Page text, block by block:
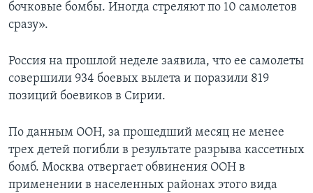
бочковые бомбы. Иногда стреляют по 10 самолетов
сразу».
Россия на прошлой неделе заявила, что ее самолеты
совершили 934 боевых вылета и поразили 819
позиций боевиков в Сирии.
По данным ООН, за прошедший месяц не менее
трех детей погибли в результате разрыва кассетных
бомб. Москва отвергает обвинения ООН в
применении в населенных районах этого вида